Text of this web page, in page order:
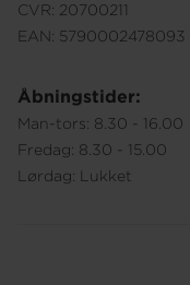
CVR: 20700211
EAN: 5790002478093
Åbningstider:
Man-tors: 8.30 - 16.00
Fredag: 8.30 - 15.00
Lørdag: Lukket